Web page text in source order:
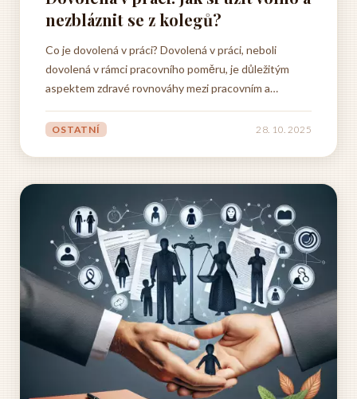
nezbláznit se z kolegů?
Co je dovolená v práci? Dovolená v práci, neboli
dovolená v rámci pracovního poměru, je důležitým
aspektem zdravé rovnováhy mezi pracovním a
odpočinout si od pracovních povinností, načerpat
OSTATNÍ 28. 10. 2025